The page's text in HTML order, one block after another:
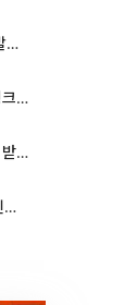
티웨이항공, 새 이름 '트리니티항공' 첫발…SSC 전략 본격화
트럼프 “자석 사업을 하라”…제이에스링크, 비중국 영구자석 공급망 구축 속도
김정관 장관 “반도체 성과급, 주총 승인 받도록”…상법·자본시장법 개정 시사
‘레켐비’ 독주 치매 치료제 시장…국산 신약 등장하나